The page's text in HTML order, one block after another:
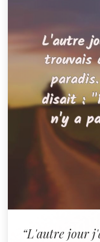
“L'autre jour